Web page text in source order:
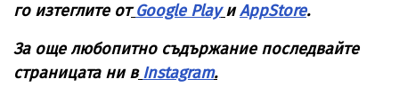
го изтеглите от Google Play иAppStore.
За още любопитно съдържание последвайте
страницата ни в Instagram.